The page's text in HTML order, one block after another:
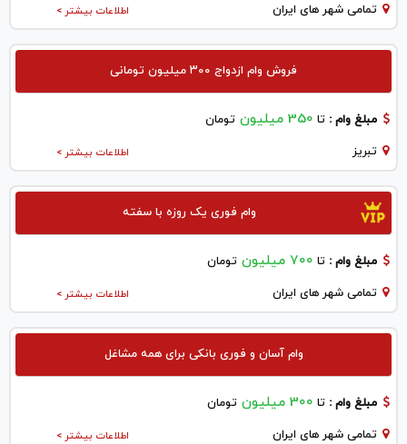
اطلاعات بیشتر > تمامی شهر های ایران
فروش وام ازدواج ۳۰۰ میلیون تومانی
مبلغ وام : تا 350 میلیون تومان
اطلاعات بیشتر > تبريز
وام فوری یک روزه با سفته
مبلغ وام : تا 700 میلیون تومان
اطلاعات بیشتر > تمامی شهر های ایران
وام آسان و فوری بانکی برای همه مشاغل
مبلغ وام : تا 300 میلیون تومان
اطلاعات بیشتر > تمامی شهر های ایران